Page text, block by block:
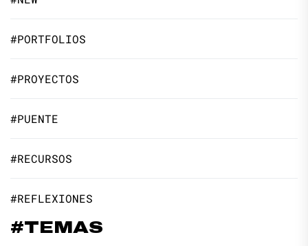
#PORTFOLIOS
#PROYECTOS
#PUENTE
#RECURSOS
#REFLEXIONES
#TEMAS